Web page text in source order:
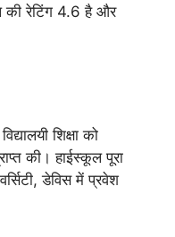
की रेटिंग 4.6 है और
शिक्षा को
की। हाईस्कूल पूरा
डेविस में प्रवेश